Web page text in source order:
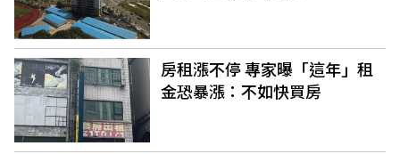
房租漲不停 專家曝「這年」租
金恐暴漲：不如快買房